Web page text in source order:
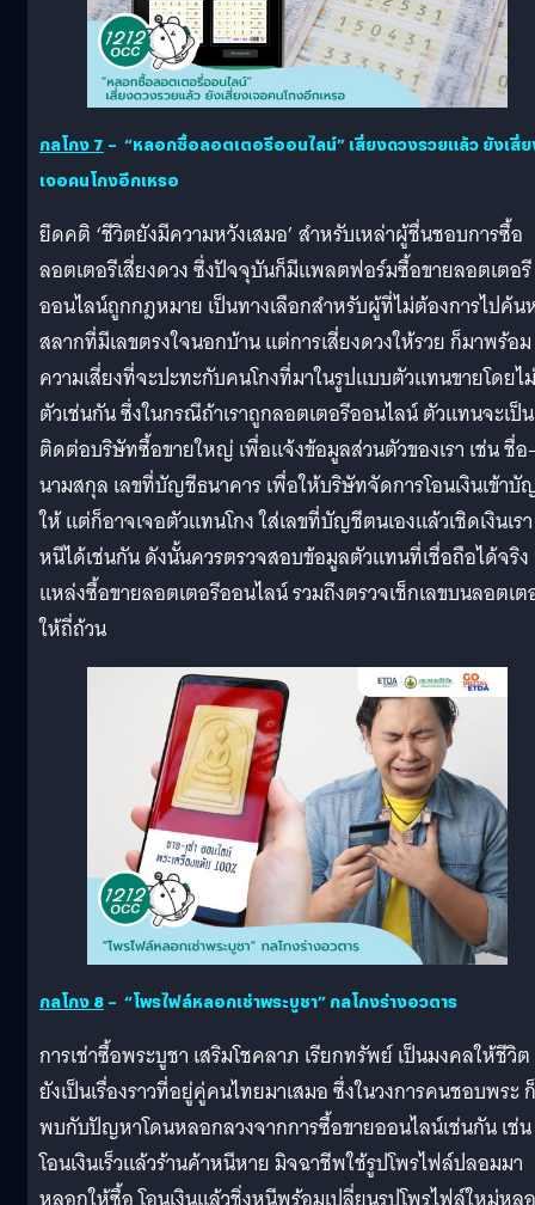
กลโกง 7 – “หลอกซื้อลอตเตอรีออนไลน์” เสี่ยงดวงรวยแล้ว ยังเสี่
เจอคนโกงอีกเหรอ
ยึดคติ ‘ชีวิตยังมีความหวังเสมอ’ สำหรับเหล่าผู้ชื่นชอบการซื้อ
ลอตเตอรีเสี่ยงดวง ซึ่งปัจจุบันก็มีแพลตฟอร์มซื้อขายลอตเตอรี
ออนไลน์ถูกกฎหมาย เป็นทางเลือกสำหรับผู้ที่ไม่ต้องการไปค้น
สลากที่มีเลขตรงใจนอกบ้าน แต่การเสี่ยงดวงให้รวย ก็มาพร้อม
ความเสี่ยงที่จะปะทะกับคนโกงที่มาในรูปแบบตัวแทนขายโดยไ
ตัวเช่นกัน ซึ่งในกรณีถ้าเราถูกลอตเตอรีออนไลน์ ตัวแทนจะเป็
ติดต่อบริษัทซื้อขายใหญ่ เพื่อแจ้งข้อมูลส่วนตัวของเรา เช่น ชื่อ-
นามสกุล เลขที่บัญชีธนาคาร เพื่อให้บริษัทจัดการโอนเงินเข้าบั
ให้ แต่ก็อาจเจอตัวแทนโกง ใส่เลขที่บัญชีตนเองแล้วเชิดเงินเรา
หนีได้เช่นกัน ดังนั้นควรตรวจสอบข้อมูลตัวแทนที่เชื่อถือได้จริง
แหล่งซื้อขายลอตเตอรีออนไลน์ รวมถึงตรวจเช็กเลขบนลอตเต
ให้ถี่ถ้วน
กลโกง 8 – “โพรไฟล์หลอกเช่าพระบูชา” กลโกงร่างอวตาร
การเช่าซื้อพระบูชา เสริมโชคลาภ เรียกทรัพย์ เป็นมงคลให้ชีวิ
ยังเป็นเรื่องราวที่อยู่คู่คนไทยมาเสมอ ซึ่งในวงการคนชอบพระ ก็
พบกับปัญหาโดนหลอกลวงจากการซื้อขายออนไลน์เช่นกัน เช่น
โอนเงินเร็วแล้วร้านค้าหนีหาย มิจฉาชีพใช้รูปโพรไฟล์ปลอมมา